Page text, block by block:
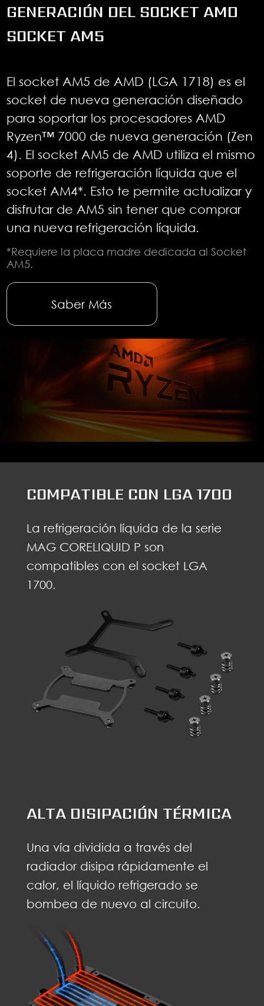
GENERACIÓN DEL SOCKET AMD
SOCKET AM5
El socket AM5 de AMD (LGA 1718) es el
socket de nueva generación diseñado
para soportar los procesadores AMD
Ryzen™ 7000 de nueva generación (Zen
4). El socket AM5 de AMD utiliza el mismo
soporte de refrigeración líquida que el
socket AM4*. Esto te permite actualizar y
disfrutar de AM5 sin tener que comprar
una nueva refrigeración líquida.
*Requiere la placa madre dedicada al Socket
AM5.
Saber Más
COMPATIBLE CON LGA 1700
La refrigeración líquida de la serie
MAG CORELIQUID P son
compatibles con el socket LGA
1700.
ALTA DISIPACIÓN TÉRMICA
Una vía dividida a través del
radiador disipa rápidamente el
calor, el líquido refrigerado se
bombea de nuevo al circuito.